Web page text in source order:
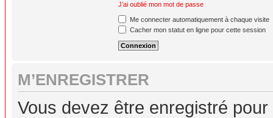
J’ai oublié mon mot de passe
Me connecter automatiquement à chaque visite
Cacher mon statut en ligne pour cette session
M’ENREGISTRER
Vous devez être enregistré